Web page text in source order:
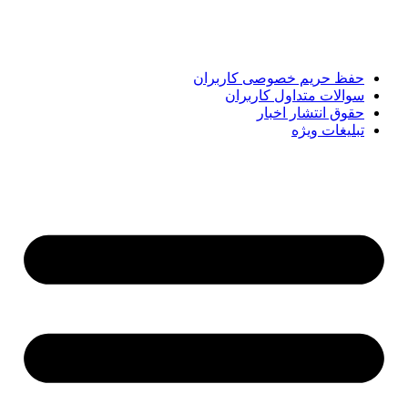
حفظ حریم خصوصی کاربران
سوالات متداول کاربران
حقوق انتشار اخبار
تبلیغات ویژه